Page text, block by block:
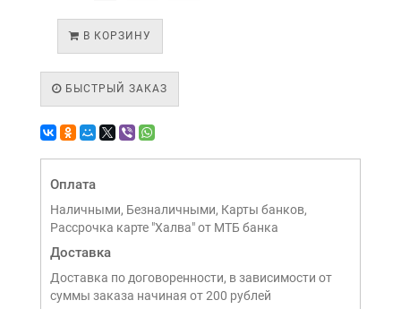
В КОРЗИНУ
БЫСТРЫЙ ЗАКАЗ
Оплата
Наличными, Безналичными, Карты банков,
Рассрочка карте "Халва" от МТБ банка
Доставка
Доставка по договоренности, в зависимости от
суммы заказа начиная от 200 рублей